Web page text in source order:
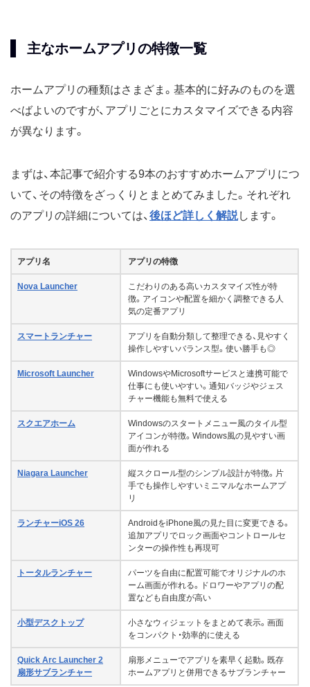
主なホームアプリの特徴一覧
ホームアプリの種類はさまざま。基本的に好みのものを選
べばよいのですが、アプリごとにカスタマイズできる内容
が異なります。
まずは、本記事で紹介する9本のおすすめホームアプリにつ
いて、その特徴をざっくりとまとめてみました。それぞれ
のアプリの詳細については、 後ほど詳しく解説します。
アプリ名 アプリの特徴
Nova Launcher
こだわりのある高いカスタマイズ性が特
徴。アイコンや配置を細かく調整できる人
気の定番アプリ
スマートランチャー
アプリを自動分類して整理できる、見やすく
操作しやすいバランス型。使い勝手も◎
Microsoft Launcher
WindowsやMicrosoftサービスと連携可能で
仕事にも使いやすい。通知バッジやジェス
チャー機能も無料で使える
スクエアホーム
Windowsのスタートメニュー風のタイル型
アイコンが特徴。Windows風の見やすい画
面が作れる
Niagara Launcher
縦スクロール型のシンプル設計が特徴。片
手でも操作しやすいミニマルなホームアプ
リ
ランチャーiOS 26
AndroidをiPhone風の見た目に変更できる。
追加アプリでロック画面やコントロールセ
ンターの操作性も再現可
トータルランチャー
パーツを自由に配置可能でオリジナルのホ
ーム画面が作れる。ドロワーやアプリの配
置なども自由度が高い
小型デスクトップ
小さなウィジェットをまとめて表示。画面
をコンパクト・効率的に使える
Quick Arc Launcher 2
扇形サブランチャー
扇形メニューでアプリを素早く起動。既存
ホームアプリと併用できるサブランチャー